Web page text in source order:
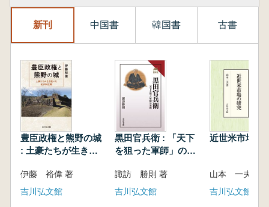
新刊 中国書 韓国書 古書
豊臣政権と熊野の城
: 土豪たちが生き抜
伊藤 裕偉 著
吉川弘文館
黒田官兵衛 : 「天下
を狙った軍師」の実
諏訪 勝則 著
吉川弘文館
近世米市場の
山本 一夫
吉川弘文館